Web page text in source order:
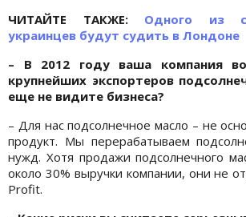
ЧИТАЙТЕ ТАКЖЕ: Одного из
украинцев будут судить в Лондоне
– В 2012 году ваша компания
крупнейших экспортеров
еще не видите бизнеса?
– Для нас подсолнечное масло – не
продукт. Мы перерабатываем
нужд. Хотя продажи подсолнечного
около 30% выручки компании, они не
Profit.